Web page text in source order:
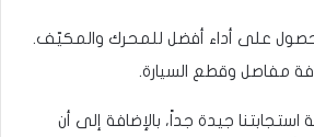
على أداء أفضل للمحرك والمكيّف.
مفاصل وقطع السيارة.
جيدة جداً، بالإضافة إلى أن